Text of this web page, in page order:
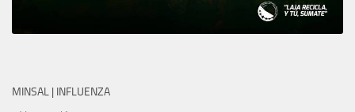
MINSAL | INFLUENZA